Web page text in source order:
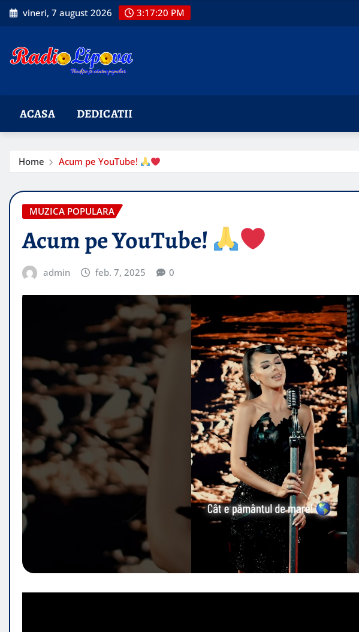
Skip
to
vineri, 7 august 2026 3:17:22 PM
ACASA DEDICATII
Home Acum pe YouTube!
MUZICA POPULARA
Acum pe YouTube!
admin feb. 7, 2025 0